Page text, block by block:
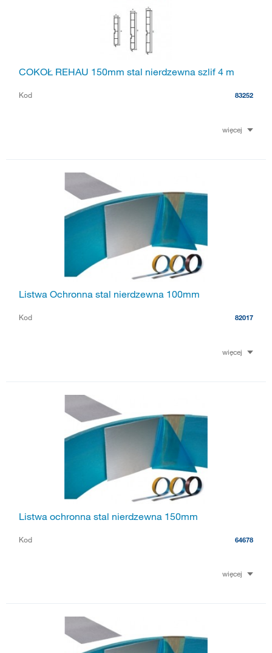
COKOŁ REHAU 150mm stal nierdzewna szlif 4 m
Kod 83252
więcej
Listwa Ochronna stal nierdzewna 100mm
Kod 82017
więcej
Listwa ochronna stal nierdzewna 150mm
Kod 64678
więcej